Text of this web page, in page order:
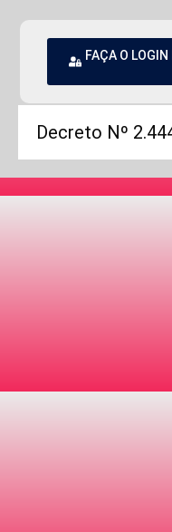
FAÇA O
Decreto Nº